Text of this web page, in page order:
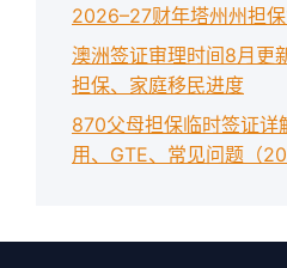
2026–27财年塔州州担
澳洲签证审理时间8月更
担保、家庭移民进度
870父母担保临时签证详
用、GTE、常见问题（